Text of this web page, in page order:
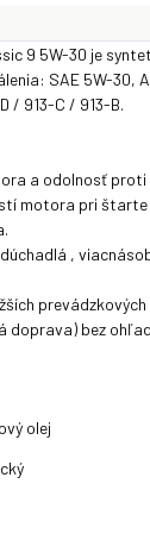
9 5W-30 je
SAE 5W-30,
/ 913-C / 913-B.
a odolnosť proti
motora pri
,
doprava) bez
olej